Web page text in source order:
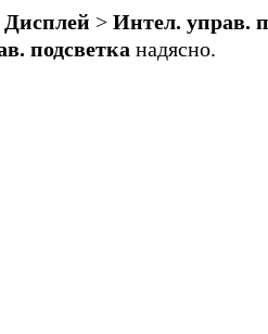
Дисплей > Интел. управ.
подсветка надясно.